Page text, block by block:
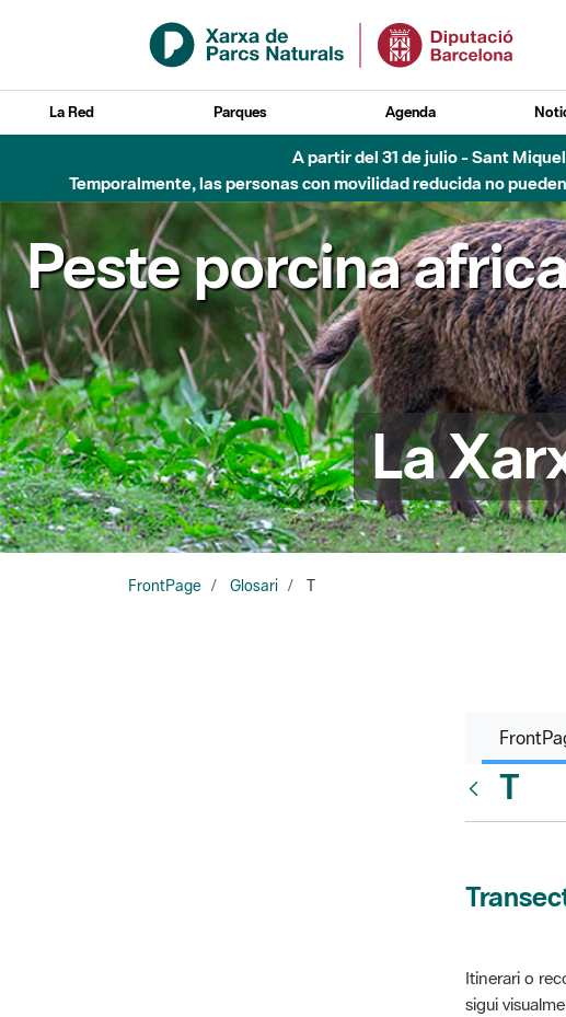
Saltar al contenido principal
La Red Parques Agenda
A partir del 31 de julio - Sant
Temporalmente, las personas con movilidad reducida no
Peste porcina
La
FrontPage Glosari T
T
Itinerari o
sigui